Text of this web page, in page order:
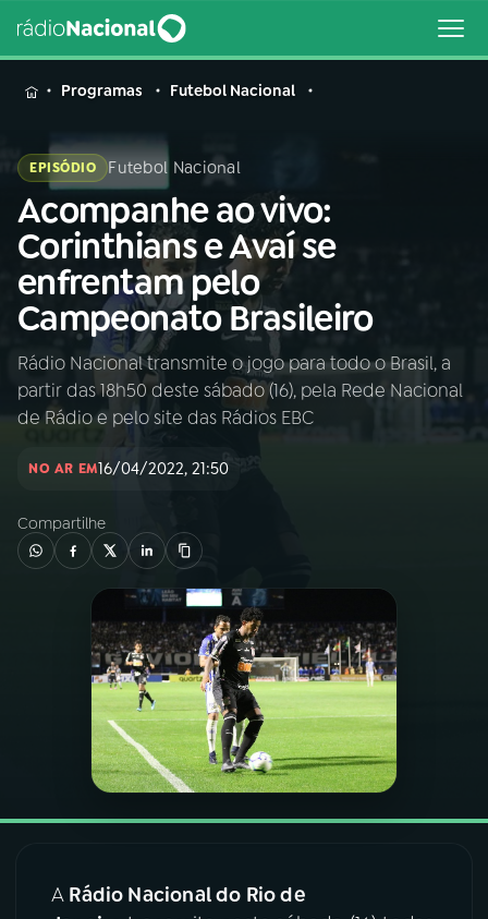
MENU
Buscar
na
Rádio
Nacional
Buscar
AO VIVO
01INÍCIO
02A RÁDIO
03PROGRAMAÇÃO
PROGRAMAS
PODCASTS
VIDEOCASTS
07ÚLTIMAS
08FESTIVAL DE MÚSICA
Programas Futebol Nacional
EPISÓDIO Futebol Nacional
Acompanhe ao vivo:
Corinthians e Avaí se
enfrentam pelo
Campeonato Brasileiro
Rádio Nacional transmite o jogo para todo o Brasil, a
partir das 18h50 deste sábado (16), pela Rede Nacional
de Rádio e pelo site das Rádios EBC
NO AR EM16/04/2022, 21:50
Compartilhe
A Rádio Nacional do Rio de